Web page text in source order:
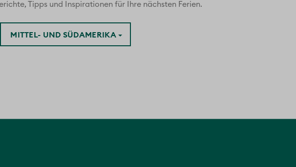
Tipps und Inspirationen für Ihre nächsten Ferien.
MITTEL- UND SÜDAMERIKA